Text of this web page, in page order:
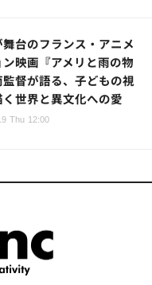
舞台のフランス・アニメ
ン映画『アメリと雨の物
督が語る、子どもの視
く世界と異文化への愛
Thu 12:00